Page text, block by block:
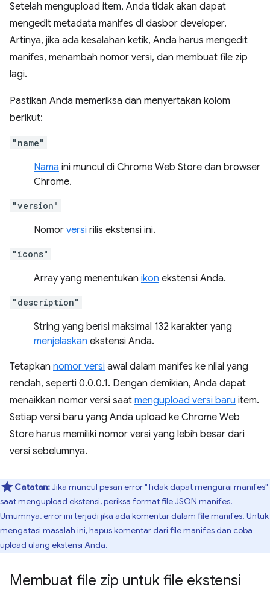
Setelah mengupload item, Anda tidak akan dapat
mengedit metadata manifes di dasbor developer.
Artinya, jika ada kesalahan ketik, Anda harus mengedit
manifes, menambah nomor versi, dan membuat file zip
lagi.
Pastikan Anda memeriksa dan menyertakan kolom
berikut:
"name"
Nama ini muncul di Chrome Web Store dan browser
Chrome.
"version"
Nomor versi rilis ekstensi ini.
"icons"
Array yang menentukan ikon ekstensi Anda.
"description"
String yang berisi maksimal 132 karakter yang
menjelaskan ekstensi Anda.
Tetapkan nomor versi awal dalam manifes ke nilai yang
rendah, seperti 0.0.0.1. Dengan demikian, Anda dapat
menaikkan nomor versi saat mengupload versi baru item.
Setiap versi baru yang Anda upload ke Chrome Web
Store harus memiliki nomor versi yang lebih besar dari
versi sebelumnya.
Catatan:Jika muncul pesan error "Tidak dapat mengurai manifes"
saat mengupload ekstensi, periksa format file JSON manifes.
Umumnya, error ini terjadi jika ada komentar dalam file manifes. Untuk
mengatasi masalah ini, hapus komentar dari file manifes dan coba
upload ulang ekstensi Anda.
Membuat file zip untuk file ekstensi